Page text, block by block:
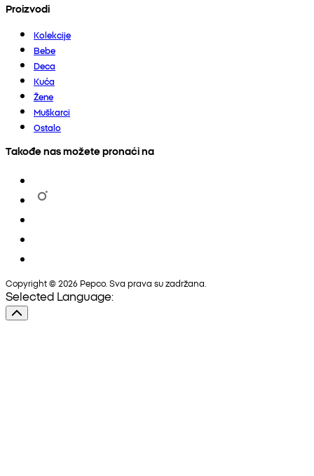
Proizvodi
Kolekcije
Bebe
Deca
Kuća
Žene
Muškarci
Ostalo
Takođe nas možete pronaći na
Copyright © 2026 Pepco. Sva prava su zadržana.
Selected Language: